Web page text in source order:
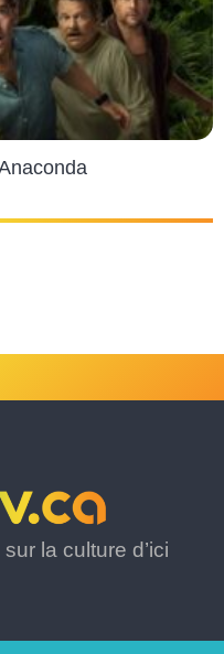
la culture d’ici